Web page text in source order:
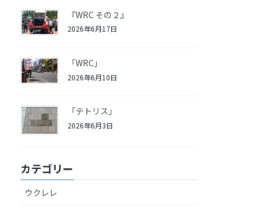
『WRC その２』
2026年6月17日
「WRC」
2026年6月10日
「テトリス」
2026年6月3日
カテゴリー
ウクレレ